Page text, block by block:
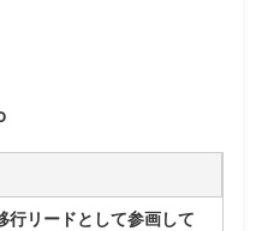
行リードとして参画して